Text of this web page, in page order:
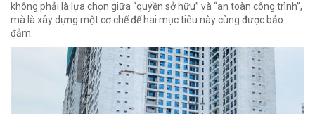
không phải là lựa chọn giữa “quyền sở hữu” và “an toàn công trình”,
mà là xây dựng một cơ chế để hai mục tiêu này cùng được bảo
đảm.